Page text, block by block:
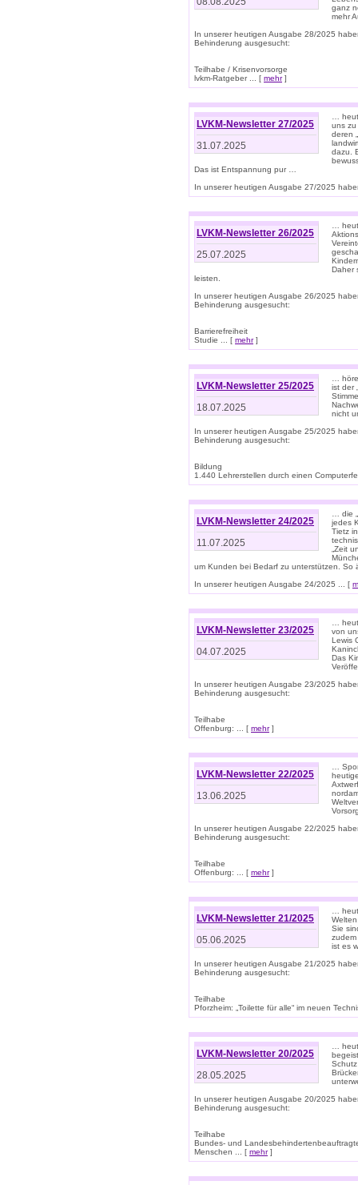
ganz
mehr
In unserer heutigen Ausgabe 28/2025
Behinderung ausgesucht:
Teilhabe / Krisenvorsorge
lvkm-Ratgeber ... [ mehr]
LVKM-Newsletter 27/2025
31.07.2025
…
uns zu
deren
dazu.
Das ist Entspannung pur …
In unserer heutigen Ausgabe 27/2025
LVKM-Newsletter 26/2025
25.07.2025
…
Daher
leisten.
In unserer heutigen Ausgabe 26/2025
Behinderung ausgesucht:
Barrierefreiheit
Studie ... [ mehr]
LVKM-Newsletter 25/2025
18.07.2025
…
ist der
nicht
In unserer heutigen Ausgabe 25/2025
Behinderung ausgesucht:
Bildung
1.440 Lehrerstellen durch einen
LVKM-Newsletter 24/2025
11.07.2025
… die
jedes
Tietz
„Zeit
um Kunden bei Bedarf zu unterstützen.
In unserer heutigen Ausgabe 24/2025 ... [
LVKM-Newsletter 23/2025
04.07.2025
…
von
Lewis
Das
In unserer heutigen Ausgabe 23/2025
Behinderung ausgesucht:
Teilhabe
Offenburg: ... [ mehr]
LVKM-Newsletter 22/2025
13.06.2025
…
In unserer heutigen Ausgabe 22/2025
Behinderung ausgesucht:
Teilhabe
Offenburg: ... [ mehr]
LVKM-Newsletter 21/2025
05.06.2025
…
Sie
ist es
In unserer heutigen Ausgabe 21/2025
Behinderung ausgesucht:
Teilhabe
Pforzheim: „Toilette für alle“ im neuen
LVKM-Newsletter 20/2025
28.05.2025
…
In unserer heutigen Ausgabe 20/2025
Behinderung ausgesucht:
Teilhabe
Bundes- und
Menschen ... [ mehr]